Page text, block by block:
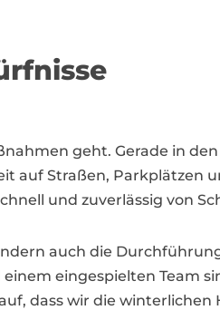
geht. Gerade in
auf Straßen, Parkplätzen
und zuverlässig von
auch die
eingespielten Team
dass wir die